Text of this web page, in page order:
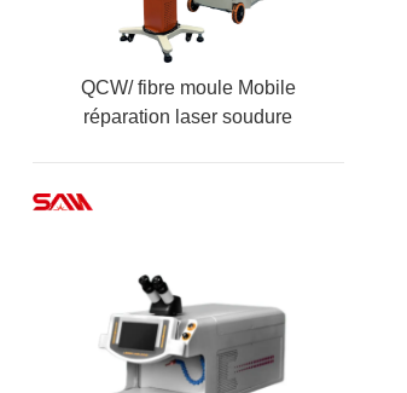
QCW/ fibre moule Mobile
réparation laser soudure